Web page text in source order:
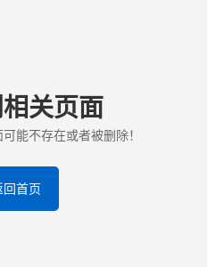
关页面
能不存在或者被删除！
回首页